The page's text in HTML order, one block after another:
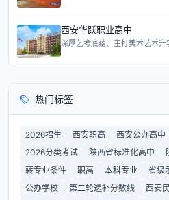
西安华跃职业高中
深厚艺考底蕴、主打美术艺术升
热门标签
2026招生 西安职高 西安公办高中
2026分类考试
陕西省标准化高中
转专业条件
职高 本科专业 省级
公办学校
第二轮递补分数线 西安